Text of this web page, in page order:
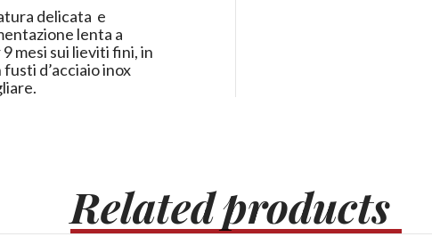
delicata e
lenta a
mesi sui lieviti fini, in
d’acciaio inox
Relatedproducts